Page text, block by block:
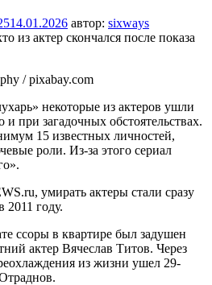
14.01.2026 автор: sixways
/ pixabay.com
некоторые из актеров ушли
при загадочных обстоятельствах.
15 известных личностей,
роли. Из-за этого сериал
умирать актеры стали сразу
2011 году.
ссоры в квартире был задушен
актер Вячеслав Титов. Через
из жизни ушел 29-